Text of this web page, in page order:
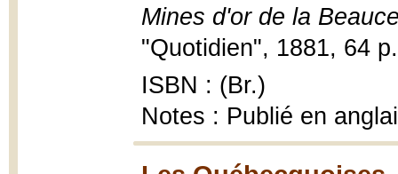
Mines d'or de la
"Quotidien", 1881, 64
ISBN : (Br.)
Notes : Publié en